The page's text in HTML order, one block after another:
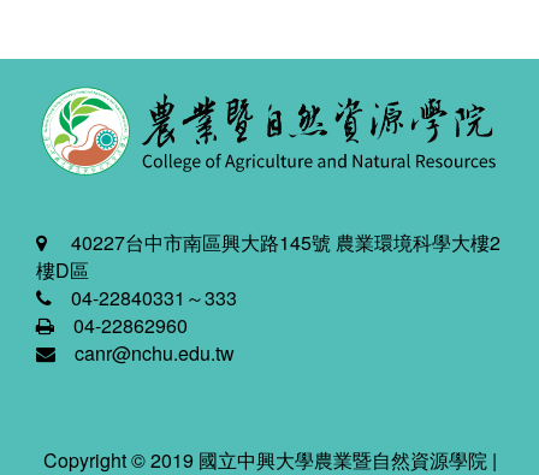
40227台中市南區興大路145號 農業環境科學大樓2
樓D區
04-22840331～333
04-22862960
canr@nchu.edu.tw
Copyright © 2019 國立中興大學農業暨自然資源學院 |